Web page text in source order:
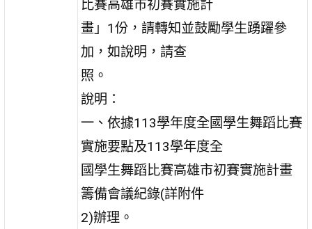
比賽高雄市初賽實施計
畫」1份，請轉知並鼓勵學生踴躍參
加，如說明，請查
照。
說明：
一、依據113學年度全國學生舞蹈比賽
實施要點及113學年度全
國學生舞蹈比賽高雄市初賽實施計畫
籌備會議紀錄(詳附件
2)辦理。